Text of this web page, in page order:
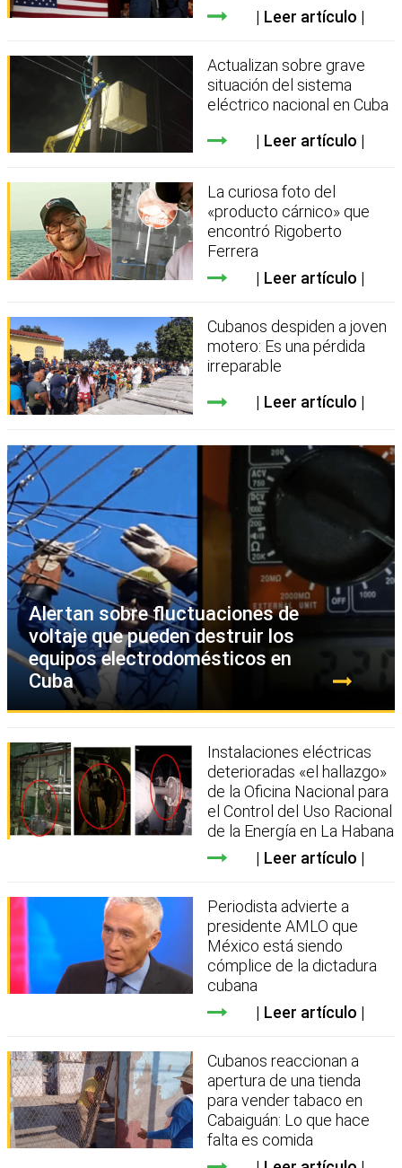
Leer artículo
Actualizan sobre grave
situación del sistema
eléctrico nacional en Cuba
Leer artículo
La curiosa foto del
«producto cárnico» que
encontró Rigoberto
Ferrera
Leer artículo
Cubanos despiden a joven
motero: Es una pérdida
irreparable
Leer artículo
Alertan sobre fluctuaciones de
voltaje que pueden destruir los
equipos electrodomésticos en
Cuba
Instalaciones eléctricas
deterioradas «el hallazgo»
de la Oficina Nacional para
el Control del Uso Racional
de la Energía en La Habana
Leer artículo
Periodista advierte a
presidente AMLO que
México está siendo
cómplice de la dictadura
cubana
Leer artículo
Cubanos reaccionan a
apertura de una tienda
para vender tabaco en
Cabaiguán: Lo que hace
falta es comida